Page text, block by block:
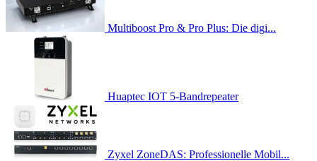
Multiboost Pro & Pro Plus: Die digi...
Huaptec IOT 5-Bandrepeater
Zyxel ZoneDAS: Professionelle Mobil...